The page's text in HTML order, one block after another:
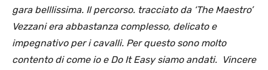
gara belllissima. Il percorso. tracciato da ‘The Maestro’
Vezzani era abbastanza complesso, delicato e
impegnativo per i cavalli. Per questo sono molto
contento di come io e Do It Easy siamo andati. Vincere